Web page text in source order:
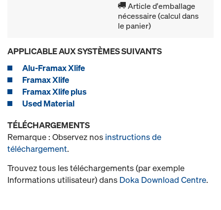
Article d'emballage
nécessaire (calcul dans
le panier)
APPLICABLE AUX SYSTÈMES SUIVANTS
Alu-Framax Xlife
Framax Xlife
Framax Xlife plus
Used Material
TÉLÉCHARGEMENTS
Remarque : Observez nos instructions de
téléchargement.
Trouvez tous les téléchargements (par exemple
Informations utilisateur) dans Doka Download Centre.